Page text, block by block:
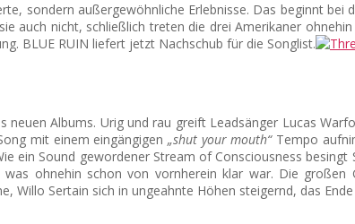
sondern außergewöhnliche Erlebnisse. Das beginnt
auch nicht, schließlich treten die drei Amerikaner
BLUE RUIN liefert jetzt Nachschub für die Songlist.
neuen Albums. Urig und rau greift Leadsänger Lucas
mit einem eingängigen „shut your mouth“Tempo
ein Sound gewordener Stream of Consciousness
ohnehin schon von vornherein klar war. Die
Willo Sertain sich in ungeahnte Höhen steigernd, das